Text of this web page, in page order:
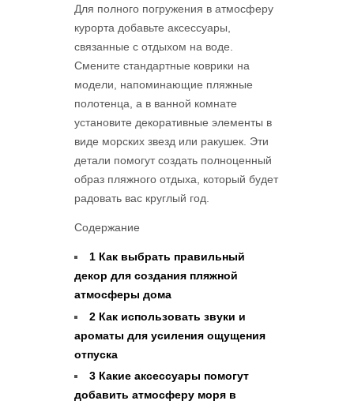
Для полного погружения в атмосферу
курорта добавьте аксессуары,
связанные с отдыхом на воде.
Смените стандартные коврики на
модели, напоминающие пляжные
полотенца, а в ванной комнате
установите декоративные элементы в
виде морских звезд или ракушек. Эти
детали помогут создать полноценный
образ пляжного отдыха, который будет
радовать вас круглый год.
Содержание
1 Как выбрать правильный
декор для создания пляжной
атмосферы дома
2 Как использовать звуки и
ароматы для усиления ощущения
отпуска
3 Какие аксессуары помогут
добавить атмосферу моря в